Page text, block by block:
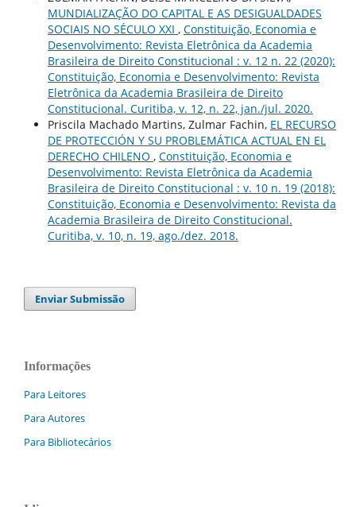
MUNDIALIZAÇÃO DO CAPITAL E AS DESIGUALDADES
SOCIAIS NO SÉCULO XXI , Constituição, Economia e
Desenvolvimento: Revista Eletrônica da Academia
Brasileira de Direito Constitucional : v. 12 n. 22 (2020):
Constituição, Economia e Desenvolvimento: Revista
Eletrônica da Academia Brasileira de Direito
Constitucional. Curitiba, v. 12, n. 22, jan./jul. 2020.
Priscila Machado Martins, Zulmar Fachin, EL RECURSO
DE PROTECCIÓN Y SU PROBLEMÁTICA ACTUAL EN EL
DERECHO CHILENO , Constituição, Economia e
Desenvolvimento: Revista Eletrônica da Academia
Brasileira de Direito Constitucional : v. 10 n. 19 (2018):
Constituição, Economia e Desenvolvimento: Revista da
Academia Brasileira de Direito Constitucional.
Curitiba, v. 10, n. 19, ago./dez. 2018.
Enviar Submissão
Informações
Para Leitores
Para Autores
Para Bibliotecários